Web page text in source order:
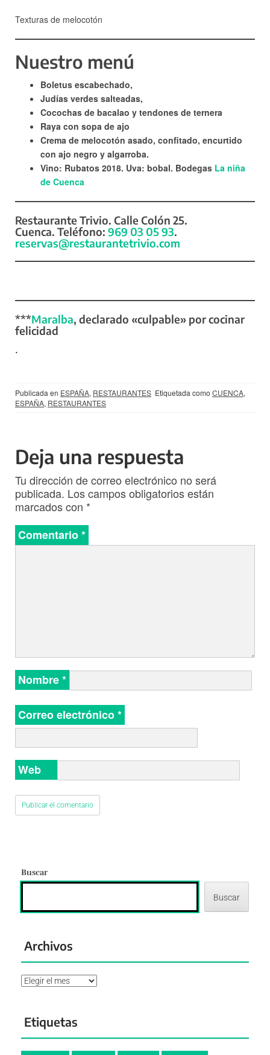
Texturas de melocotón
Nuestro menú
Boletus escabechado,
Judías verdes salteadas,
Cocochas de bacalao y tendones de ternera
Raya con sopa de ajo
Crema de melocotón asado, confitado, encurtido
con ajo negro y algarroba.
Vino: Rubatos 2018. Uva: bobal. Bodegas La niña
de Cuenca
Restaurante Trivio. Calle Colón 25.
Cuenca. Teléfono: 969 03 05 93.
reservas@restaurantetrivio.com
***Maralba, declarado «culpable» por cocinar
felicidad
.
Publicada en ESPAÑA, RESTAURANTES Etiquetada como CUENCA,
ESPAÑA, RESTAURANTES
Deja una respuesta
Tu dirección de correo electrónico no será
publicada. Los campos obligatorios están
marcados con *
Comentario*
Nombre*
Correo electrónico*
Web
Buscar
Buscar
Archivos
Archivos
Etiquetas